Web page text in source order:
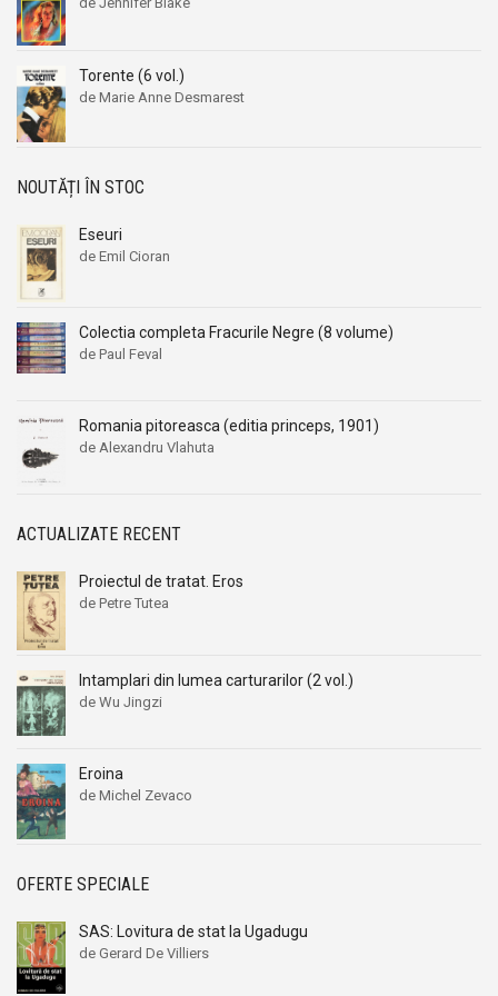
Aleksandr Beleaev
Alessandro Parronchi
Alex Mihai Stoenescu
Alexandr Soljenitin
Alexandra Jones
Alexandra Mosneaga
Alexandre Dumas
Alexandre Dumas fiul
Alexandrian
Alexandru Balaci
Alexandru Dobos
Alexandru Kiritescu
Alexandru Mitru
Alexandru Tanase
Alexandru Vlahuta
Alexandru Vulpe
Alexei Tolstoi
Alfred de Musset
Alfred Harlaoanu
Alice Năstase
Alison Tyler
Alison York
Alistair Maclean
Aleksandr Beleaev
Alessandro Parronchi
Alex Mihai Stoenescu
Alexandr Soljenitin
Alexandra Jones
Alexandra Mosneaga
Alexandre Dumas
Alexandre Dumas fiul
Alexandrian
Alexandru Balaci
Alexandru Dobos
Alexandru Kiritescu
Alexandru Mitru
Alexandru Tanase
Alexandru Vlahuta
Alexandru Vulpe
Alexei Tolstoi
Alfred de Musset
Alfred Harlaoanu
Alice Năstase
Alison Tyler
Alison York
Alistair Maclean
Torente (6 vol.)
de Marie Anne Desmarest
NOUTĂȚI ÎN STOC
Eseuri
de Emil Cioran
Colectia completa Fracurile Negre (8 volume)
de Paul Feval
Romania pitoreasca (editia princeps, 1901)
de Alexandru Vlahuta
ACTUALIZATE RECENT
Proiectul de tratat. Eros
de Petre Tutea
Intamplari din lumea carturarilor (2 vol.)
de Wu Jingzi
Eroina
de Michel Zevaco
OFERTE SPECIALE
SAS: Lovitura de stat la Ugadugu
de Gerard De Villiers